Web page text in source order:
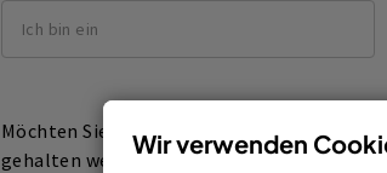
Möchten Sie über Branchentrends,
gehalten werden?
Wir verwenden